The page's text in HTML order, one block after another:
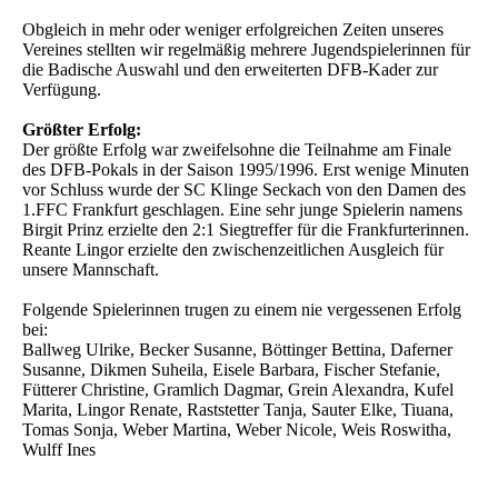
Obgleich in mehr oder weniger erfolgreichen Zeiten unseres
Vereines stellten wir regelmäßig mehrere Jugendspielerinnen für
die Badische Auswahl und den erweiterten DFB-Kader zur
Verfügung.
Größter Erfolg:
Der größte Erfolg war zweifelsohne die Teilnahme am Finale
des DFB-Pokals in der Saison 1995/1996. Erst wenige Minuten
vor Schluss wurde der SC Klinge Seckach von den Damen des
1.FFC Frankfurt geschlagen. Eine sehr junge Spielerin namens
Birgit Prinz erzielte den 2:1 Siegtreffer für die Frankfurterinnen.
Reante Lingor erzielte den zwischenzeitlichen Ausgleich für
unsere Mannschaft.
Folgende Spielerinnen trugen zu einem nie vergessenen Erfolg
bei:
Ballweg Ulrike, Becker Susanne, Böttinger Bettina, Daferner
Susanne, Dikmen Suheila, Eisele Barbara, Fischer Stefanie,
Fütterer Christine, Gramlich Dagmar, Grein Alexandra, Kufel
Marita, Lingor Renate, Raststetter Tanja, Sauter Elke, Tiuana,
Tomas Sonja, Weber Martina, Weber Nicole, Weis Roswitha,
Wulff Ines